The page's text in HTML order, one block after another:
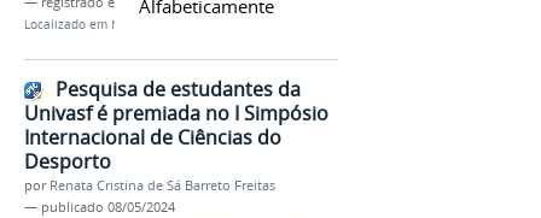
Alfabeticamente
Localizado em Notícias
Pesquisa de estudantes da
Univasf é premiada no I Simpósio
Internacional de Ciências do
Desporto
por Renata Cristina de Sá Barreto Freitas
— publicado 08/05/2024